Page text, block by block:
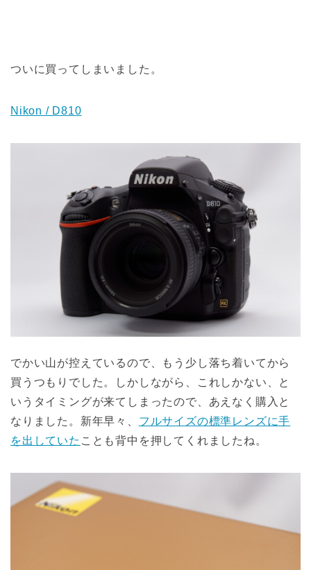
ついに買ってしまいました。
Nikon / D810
でかい山が控えているので、もう少し落ち着いてから
買うつもりでした。しかしながら、これしかない、と
いうタイミングが来てしまったので、あえなく購入と
なりました。新年早々、 フルサイズの標準レンズに手
を出していた ことも背中を押してくれましたね。